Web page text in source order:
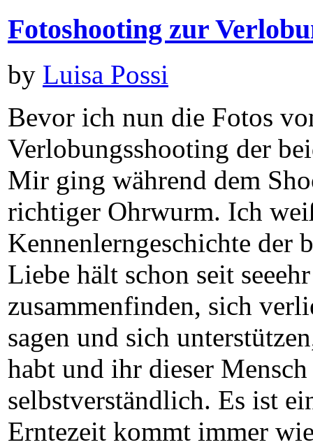
Fotoshooting zur
by Luisa Possi
Bevor ich nun die Fotos
Verlobungsshooting der
Mir ging während dem
richtiger Ohrwurm. Ich
Kennenlerngeschichte der
Liebe hält schon seit
zusammenfinden, sich
sagen und sich
habt und ihr dieser
selbstverständlich. Es ist
Erntezeit kommt immer